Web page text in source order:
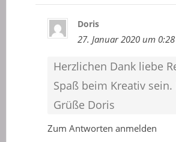
Doris
27. Januar 2020 um
Herzlichen Dank liebe
Spaß beim Kreativ sein.
Grüße Doris
Zum Antworten anmelden